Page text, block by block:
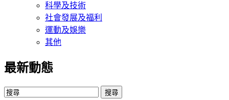
科學及技術
社會發展及福利
運動及娛樂
其他
最新動態